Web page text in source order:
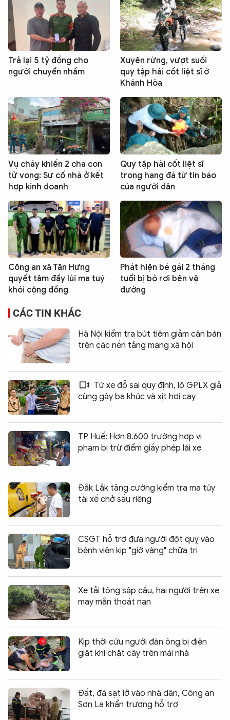
Trả lại 5 tỷ đồng cho
người chuyển nhầm
Xuyên rừng, vượt suối
quy tập hài cốt liệt sĩ ở
Khánh Hòa
Vụ cháy khiến 2 cha con
tử vong: Sự cố nhà ở kết
hợp kinh doanh
Quy tập hài cốt liệt sĩ
trong hang đá từ tin báo
của người dân
Công an xã Tân Hưng
quyết tâm đẩy lùi ma tuý
khỏi cộng đồng
Phát hiện bé gái 2 tháng
tuổi bị bỏ rơi bên vệ
đường
CÁC TIN KHÁC
Hà Nội kiểm tra bút tiêm giảm cân bán
trên các nền tảng mạng xã hội
Từ xe đỗ sai quy định, lộ GPLX giả
cùng gậy ba khúc và xịt hơi cay
TP Huế: Hơn 8.600 trường hợp vi
phạm bị trừ điểm giấy phép lái xe
Đắk Lắk tăng cường kiểm tra ma túy
tài xế chở sầu riêng
CSGT hỗ trợ đưa người đột quỵ vào
bệnh viện kịp "giờ vàng" chữa trị
Xe tải tông sập cầu, hai người trên xe
may mắn thoát nạn
Kịp thời cứu người đàn ông bị điện
giật khi chặt cây trên mái nhà
Đất, đá sạt lở vào nhà dân, Công an
Sơn La khẩn trương hỗ trợ